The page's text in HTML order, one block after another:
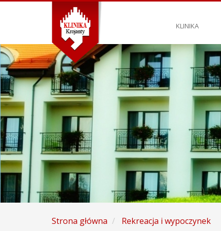
KLINIKA
Strona główna Rekreacja i wypoczynek